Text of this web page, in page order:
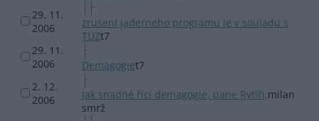
29. 11.
2006
zruseni jaderneho programu je v souladu s
TUZt7
29. 11.
2006
Demagogiet7
2. 12.
2006
Jak snadné říci demagogie, pane Rytíři,milan
smrž